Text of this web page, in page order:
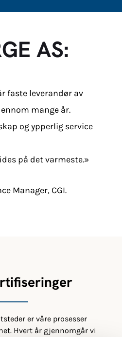
AS:
faste leverandør av
mange år.
og ypperlig service
på det varmeste.»
Manager, CGI.
er våre prosesser
Hvert år gjennomgår vi